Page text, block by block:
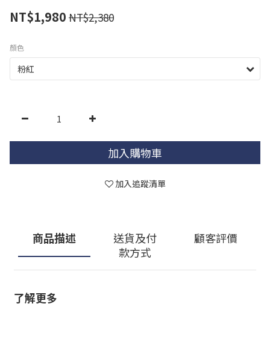
NT$1,980 NT$2,380
顏色
加入購物車
加入追蹤清單
商品描述
送貨及付
款方式
顧客評價
了解更多